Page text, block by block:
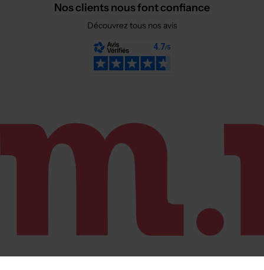
Nos clients nous font confiance
Découvrez tous nos avis